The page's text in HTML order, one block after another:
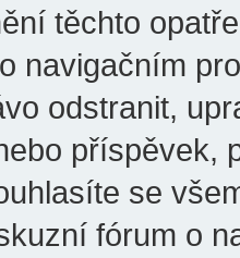
těchto
navigačním
odstranit,
příspěvek,
se
fórum o